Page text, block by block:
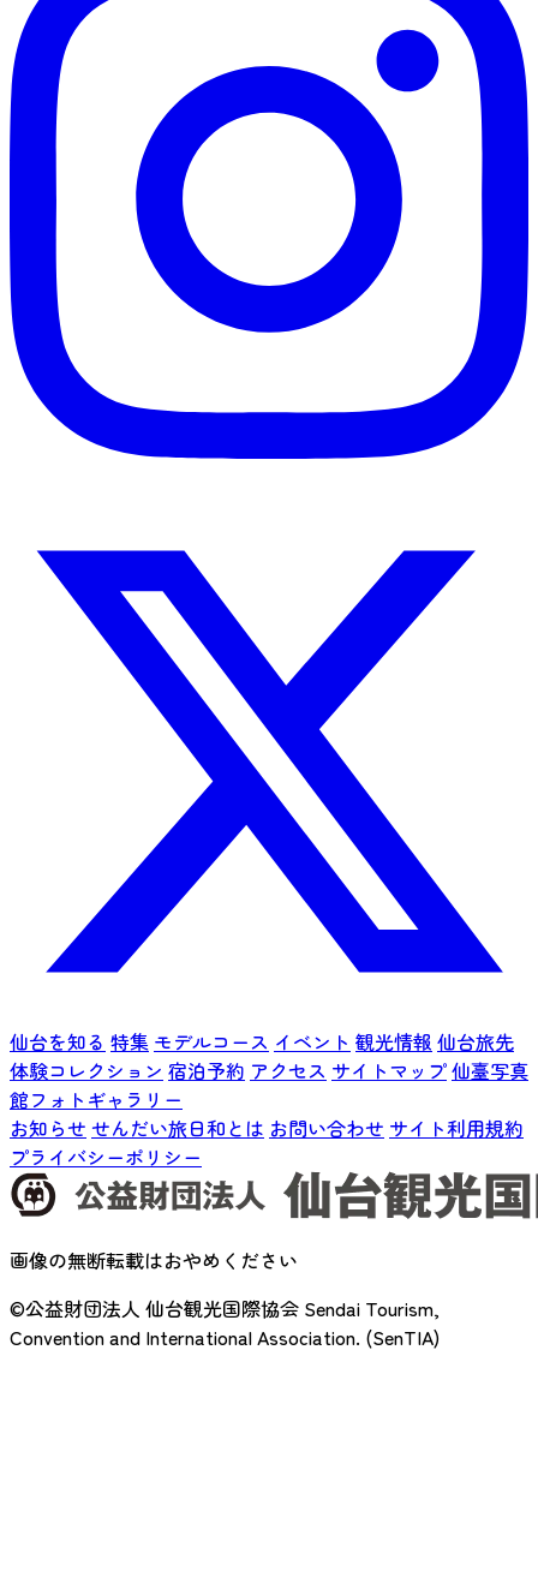
仙台を知る 特集 モデルコース イベント 観光情報 仙台旅先
体験コレクション 宿泊予約 アクセス サイトマップ仙臺写真
館フォトギャラリー
お知らせ せんだい旅日和とは お問い合わせ サイト利用規約
プライバシーポリシー
画像の無断転載はおやめください
©公益財団法人 仙台観光国際協会 Sendai Tourism,
Convention and International Association. (SenTIA)